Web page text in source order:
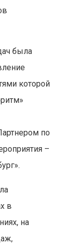
была
которой
по
–
в
на